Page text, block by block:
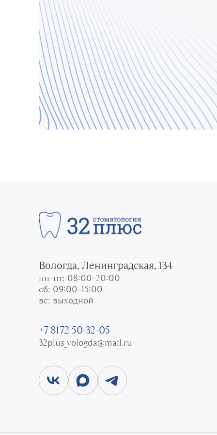
Вологда, Ленинградская, 134
пн–пт: 08:00–20:00
сб: 09:00–15:00
вс: выходной
+7 8172 50-32-05
32plus_vologda@mail.ru